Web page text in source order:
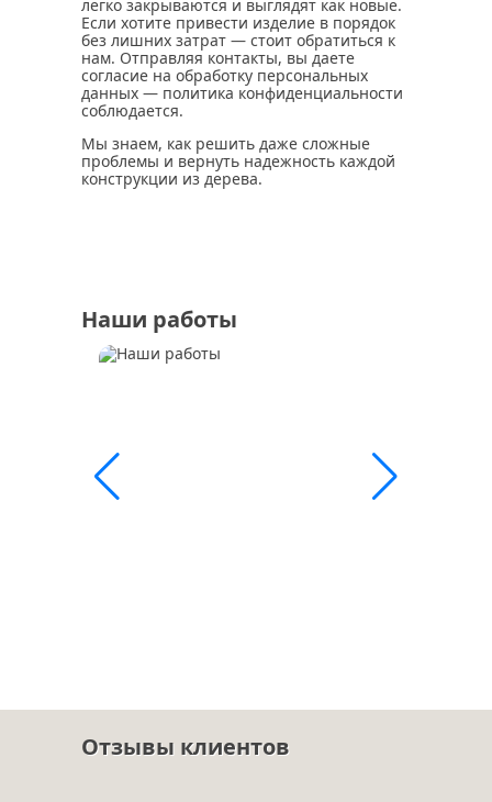
легко закрываются и выглядят как новые.
Если хотите привести изделие в порядок
без лишних затрат — стоит обратиться к
нам. Отправляя контакты, вы даете
согласие на обработку персональных
данных — политика конфиденциальности
соблюдается.
Мы знаем, как решить даже сложные
проблемы и вернуть надежность каждой
конструкции из дерева.
Наши работы
Отзывы клиентов